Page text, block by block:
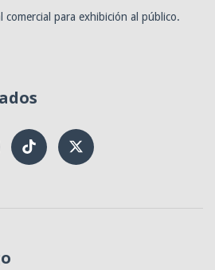
comercial para exhibición al público.